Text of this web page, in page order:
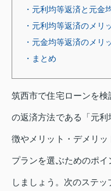
・元利均等返済と元金
・元利均等返済のメリ
・元金均等返済のメリ
・まとめ
筑西市で住宅ローンを
の返済方法である「元
徴やメリット・デメリ
プランを選ぶためのポ
しましょう。次のステッ